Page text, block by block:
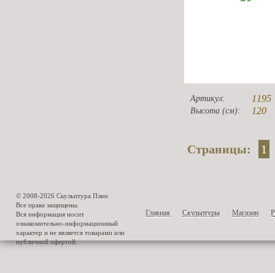
Артикул: 1195
Высота (см): 120
Страницы: 1
© 2008-2026 Скульптура Плюс
Все права защищены.
Вся информация носит
ознакомительно-информационный
характер и не является товарами или
публичной офертой.
Главная Скульптуры Магазин